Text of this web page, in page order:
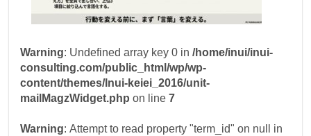
Warning : Undefined array key 0 in/home/inui/inui-
consulting.com/public_html/wp/wp-
content/themes/Inui-keiei_2016/unit-
mailMagzWidget.php on line7
Warning : Attempt to read property "term_id" on null in